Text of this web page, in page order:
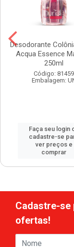
Desodorante
Acqua Essence
250ml
Código: 81459
Embalagem:
Faça seu login
cadastre-se
ver preços e
comprar
Cadastre-se
ofertas!